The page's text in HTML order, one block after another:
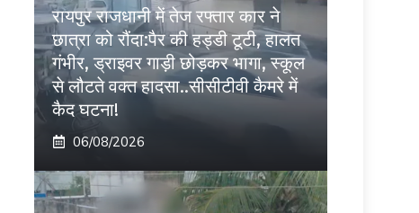
रायपुर राजधानी में तेज रफ्तार कार ने
छात्रा को रौंदा:पैर की हड्डी टूटी, हालत
गंभीर, ड्राइवर गाड़ी छोड़कर भागा, स्कूल
से लौटते वक्त हादसा..सीसीटीवी कैमरे में
कैद घटना!
06/08/2026